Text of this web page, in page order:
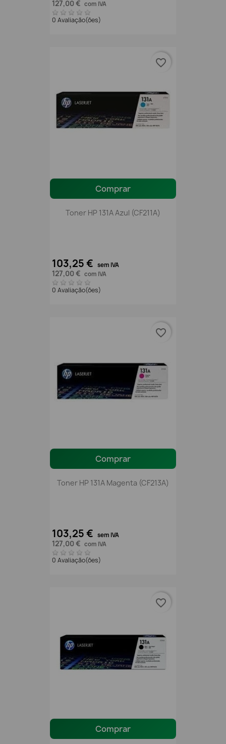
127,00 € com IVA
0 Avaliação(ões)
Comprar
Toner HP 131A Azul (CF211A)
103,25 € sem IVA
127,00 € com IVA
0 Avaliação(ões)
favorite_border
Comprar
Toner HP 131A Magenta (CF213A)
103,25 € sem IVA
127,00 € com IVA
0 Avaliação(ões)
favorite_border
Comprar
favorite_border